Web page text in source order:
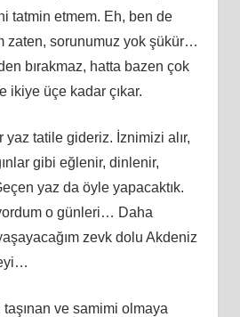
tatmin etmem. Eh, ben de
zaten, sorunumuz yok şükür…
bırakmaz, hatta bazen çok
ikiye üçe kadar çıkar.
tatile gideriz. İznimizi alır,
gibi eğlenir, dinlenir,
yaz da öyle yapacaktık.
o günleri… Daha
zevk dolu Akdeniz
ve samimi olmaya